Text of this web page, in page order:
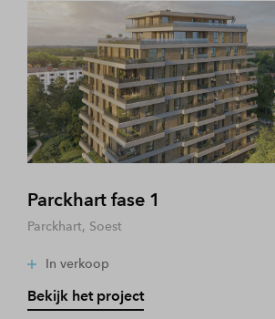
Parckhart fase 1
Parckhart, Soest
In verkoop
Bekijk het project